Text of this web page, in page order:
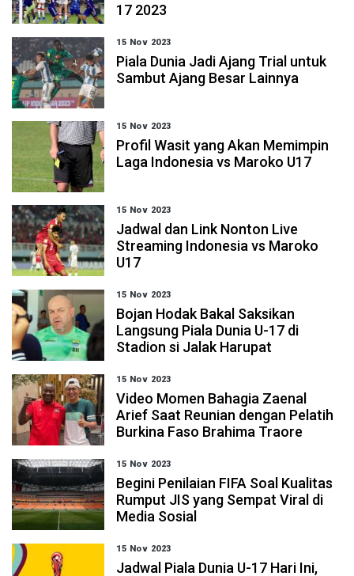
17 2023
15 Nov 2023
Piala Dunia Jadi Ajang Trial untuk
Sambut Ajang Besar Lainnya
15 Nov 2023
Profil Wasit yang Akan Memimpin
Laga Indonesia vs Maroko U17
15 Nov 2023
Jadwal dan Link Nonton Live
Streaming Indonesia vs Maroko
U17
15 Nov 2023
Bojan Hodak Bakal Saksikan
Langsung Piala Dunia U-17 di
Stadion si Jalak Harupat
15 Nov 2023
Video Momen Bahagia Zaenal
Arief Saat Reunian dengan Pelatih
Burkina Faso Brahima Traore
15 Nov 2023
Begini Penilaian FIFA Soal Kualitas
Rumput JIS yang Sempat Viral di
Media Sosial
15 Nov 2023
Jadwal Piala Dunia U-17 Hari Ini,